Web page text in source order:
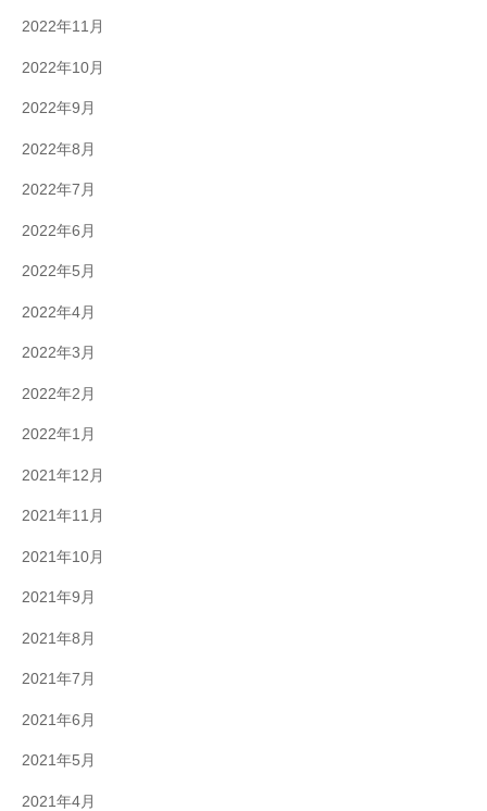
2022年11月
2022年10月
2022年9月
2022年8月
2022年7月
2022年6月
2022年5月
2022年4月
2022年3月
2022年2月
2022年1月
2021年12月
2021年11月
2021年10月
2021年9月
2021年8月
2021年7月
2021年6月
2021年5月
2021年4月